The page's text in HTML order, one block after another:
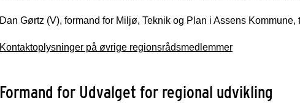
Dan Gørtz (V), formand for Miljø, Teknik og Plan i Assens Kommune,
Kontaktoplysninger på øvrige regionsrådsmedlemmer
Formand for Udvalget for regional udvikling